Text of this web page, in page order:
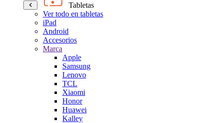
Tabletas
Ver todo en tabletas
iPad
Android
Accesorios
Marca
Apple
Samsung
Lenovo
TCL
Xiaomi
Honor
Huawei
Kalley